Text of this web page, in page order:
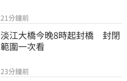
21分鐘前
淡江大橋今晚8時起封橋　封閉
範圍一次看
23分鐘前